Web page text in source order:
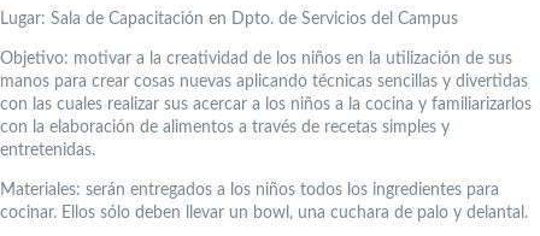
Lugar: Sala de Capacitación en Dpto. de Servicios del Campus
Objetivo: motivar a la creatividad de los niños en la utilización de sus
manos para crear cosas nuevas aplicando técnicas sencillas y divertidas
con las cuales realizar sus acercar a los niños a la cocina y familiarizarlos
con la elaboración de alimentos a través de recetas simples y
entretenidas.
Materiales: serán entregados a los niños todos los ingredientes para
cocinar. Ellos sólo deben llevar un bowl, una cuchara de palo y delantal.